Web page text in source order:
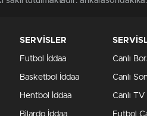
SERVİSLER
Futbol İddaa
Basketbol İddaa
Hentbol İddaa
Bilardo İddaa
Canlı
Canlı
Canlı TV
Futbol